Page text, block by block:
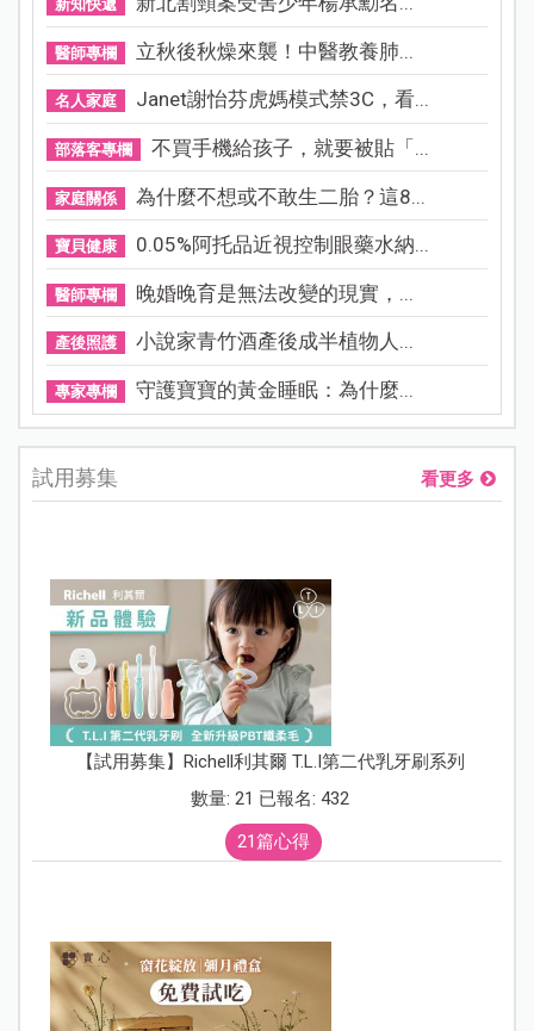
新知快遞
醫師專欄 立秋後秋燥來襲！中醫教養肺...
名人家庭 Janet謝怡芬虎媽模式禁3C，看...
部落客專欄 不買手機給孩子，就要被貼「...
家庭關係 為什麼不想或不敢生二胎？這8...
寶貝健康 0.05%阿托品近視控制眼藥水納...
醫師專欄 晚婚晚育是無法改變的現實，...
產後照護 小說家青竹酒產後成半植物人...
專家專欄 守護寶寶的黃金睡眠：為什麼...
試用募集 看更多
【試用募集】Richell利其爾 T.L.I第二代乳牙刷系列
數量: 21 已報名: 432
21篇心得